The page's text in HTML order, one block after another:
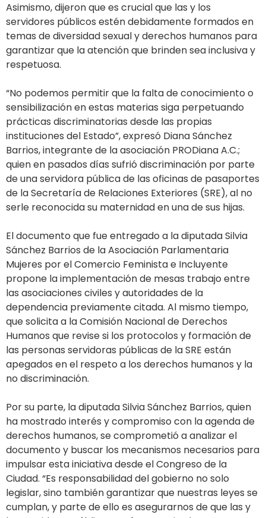
Asimismo, dijeron que es crucial que las y los
servidores públicos estén debidamente formados en
temas de diversidad sexual y derechos humanos para
garantizar que la atención que brinden sea inclusiva y
respetuosa.
“No podemos permitir que la falta de conocimiento o
sensibilización en estas materias siga perpetuando
prácticas discriminatorias desde las propias
instituciones del Estado”, expresó Diana Sánchez
Barrios, integrante de la asociación PRODiana A.C.;
quien en pasados días sufrió discriminación por parte
de una servidora pública de las oficinas de pasaportes
de la Secretaría de Relaciones Exteriores (SRE), al no
serle reconocida su maternidad en una de sus hijas.
El documento que fue entregado a la diputada Silvia
Sánchez Barrios de la Asociación Parlamentaria
Mujeres por el Comercio Feminista e Incluyente
propone la implementación de mesas trabajo entre
las asociaciones civiles y autoridades de la
dependencia previamente citada. Al mismo tiempo,
que solicita a la Comisión Nacional de Derechos
Humanos que revise si los protocolos y formación de
las personas servidoras públicas de la SRE están
apegados en el respeto a los derechos humanos y la
no discriminación.
Por su parte, la diputada Silvia Sánchez Barrios, quien
ha mostrado interés y compromiso con la agenda de
derechos humanos, se comprometió a analizar el
documento y buscar los mecanismos necesarios para
impulsar esta iniciativa desde el Congreso de la
Ciudad. “Es responsabilidad del gobierno no solo
legislar, sino también garantizar que nuestras leyes se
cumplan, y parte de ello es asegurarnos de que las y